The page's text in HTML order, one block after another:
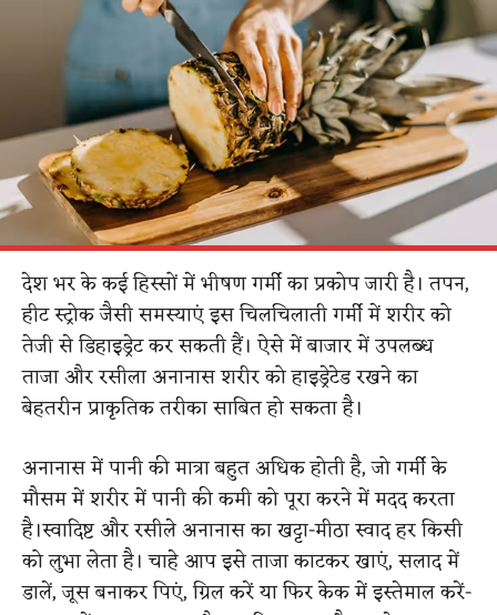
देश भर के कई हिस्सों में भीषण गर्मी का प्रकोप जारी है। तपन,
हीट स्ट्रोक जैसी समस्याएं इस चिलचिलाती गर्मी में शरीर को
तेजी से डिहाइड्रेट कर सकती हैं। ऐसे में बाजार में उपलब्ध
ताजा और रसीला अनानास शरीर को हाइड्रेटेड रखने का
बेहतरीन प्राकृतिक तरीका साबित हो सकता है।
अनानास में पानी की मात्रा बहुत अधिक होती है, जो गर्मी के
मौसम में शरीर में पानी की कमी को पूरा करने में मदद करता
है।स्वादिष्ट और रसीले अनानास का खट्टा-मीठा स्वाद हर किसी
को लुभा लेता है। चाहे आप इसे ताजा काटकर खाएं, सलाद में
डालें, जूस बनाकर पिएं, ग्रिल करें या फिर केक में इस्तेमाल करें-